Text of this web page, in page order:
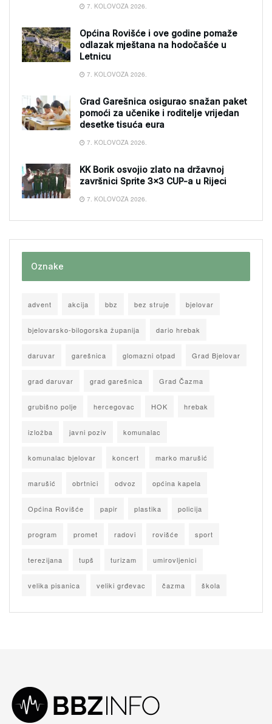
7. KOLOVOZA 2026.
Općina Rovišće i ove godine pomaže
odlazak mještana na hodočašće u
Letnicu
7. KOLOVOZA 2026.
Grad Garešnica osigurao snažan paket
pomoći za učenike i roditelje vrijedan
desetke tisuća eura
7. KOLOVOZA 2026.
KK Borik osvojio zlato na državnoj
završnici Sprite 3×3 CUP-a u Rijeci
7. KOLOVOZA 2026.
Oznake
advent akcija bbz bez struje bjelovar
bjelovarsko-bilogorska županija dario hrebak
daruvar garešnica glomazni otpad Grad Bjelovar
grad daruvar grad garešnica Grad Čazma
grubišno polje hercegovac HOK hrebak
izložba javni poziv komunalac
komunalac bjelovar koncert marko marušić
marušić obrtnici odvoz općina kapela
Općina Rovišće papir plastika policija
program promet radovi rovišće sport
terezijana tupš turizam umirovljenici
velika pisanica veliki grđevac čazma škola